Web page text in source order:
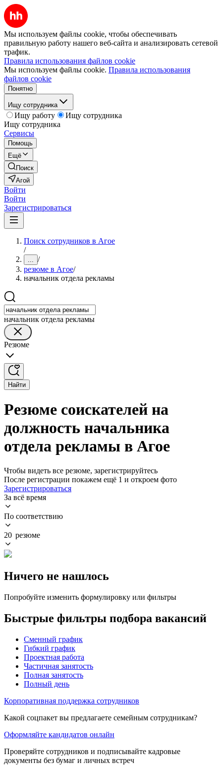
Мы используем файлы cookie, чтобы обеспечивать
правильную работу нашего веб-сайта и анализировать сетевой
трафик.
Правила использования файлов cookie
Мы используем файлы cookie. Правила использования
файлов cookie
Понятно
Ищу сотрудника
Ищу работу
Ищу сотрудника
Ищу сотрудника
Сервисы
Помощь
Ещё
Поиск
Агой
Войти
Войти
Зарегистрироваться
Поиск сотрудников в Агое
/
... /
резюме в Агое/
начальник отдела рекламы
начальник отдела рекламы
Резюме
Найти
Резюме соискателей на
должность начальника
отдела рекламы в Агое
Чтобы видеть все резюме, зарегистрируйтесь
После регистрации покажем ещё 1 и откроем фото
Зарегистрироваться
За всё время
По соответствию
20 резюме
Ничего не нашлось
Попробуйте изменить формулировку или фильтры
Быстрые фильтры подбора вакансий
Сменный график
Гибкий график
Проектная работа
Частичная занятость
Полная занятость
Полный день
Корпоративная поддержка сотрудников
Какой соцпакет вы предлагаете семейным сотрудникам?
Оформляйте кандидатов онлайн
Проверяйте сотрудников и подписывайте кадровые
документы без бумаг и личных встреч